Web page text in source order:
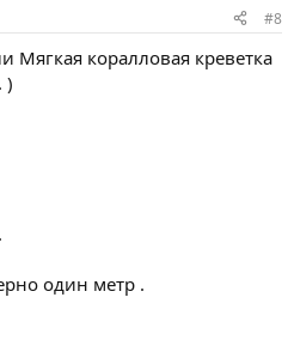
#8
Мягкая коралловая креветка
)
один метр .